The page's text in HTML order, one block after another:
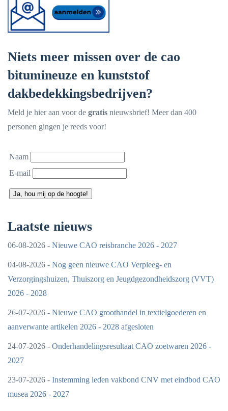
Niets meer missen over de cao
bitumineuze en kunststof
dakbedekkingsbedrijven?
Meld je hier aan voor de gratis nieuwsbrief! Meer dan 400
personen gingen je reeds voor!
Naam
E-mail
Ja, hou mij op de hoogte!
Laatste nieuws
06-08-2026 - Nieuwe CAO reisbranche 2026 - 2027
04-08-2026 - Nog geen nieuwe CAO Verpleeg- en
Verzorgingshuizen, Thuiszorg en Jeugdgezondheidszorg (VVT)
2026 - 2028
26-07-2026 - Nieuwe CAO groothandel in textielgoederen en
aanverwante artikelen 2026 - 2028 afgesloten
24-07-2026 - Onderhandelingsresultaat CAO zoetwaren 2026 -
2027
23-07-2026 - Instemming leden vakbond CNV met eindbod CAO
musea 2026 - 2027